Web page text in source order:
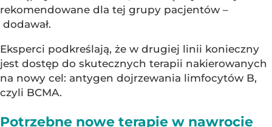
rekomendowane dla tej grupy pacjentów –
dodawał.
Eksperci podkreślają, że w drugiej linii konieczny
jest dostęp do skutecznych terapii nakierowanych
na nowy cel: antygen dojrzewania limfocytów B,
czyli BCMA.
Potrzebne nowe terapie w nawrocie